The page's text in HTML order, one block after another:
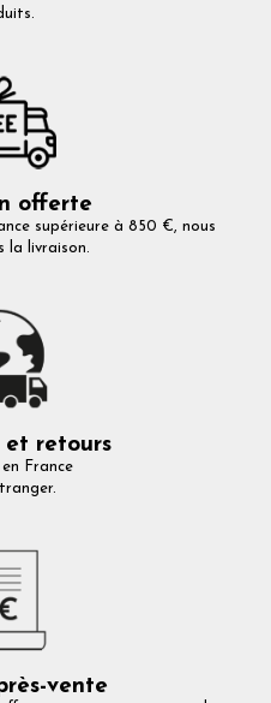
offerte
supérieure à 850 €, nous
la livraison.
et retours
France
vente